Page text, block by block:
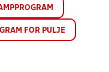
FOR PULJE